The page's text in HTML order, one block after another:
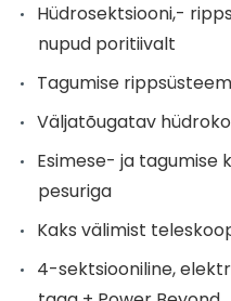
Hüdrosektsiooni,-
nupud poritiivalt
Tagumise
Väljatõugatav
Esimese- ja tagumise
pesuriga
Kaks välimist
4-sektsiooniline,